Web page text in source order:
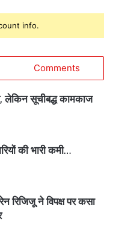
info.
Comments
लेकिन सूचीबद्ध कामकाज
की भारी कमी…
रिजिजू ने विपक्ष पर कसा